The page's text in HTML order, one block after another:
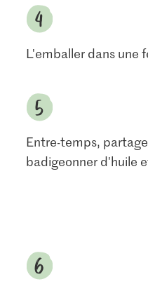
L'emballer dans une
Entre-temps,
badigeonner d'huile